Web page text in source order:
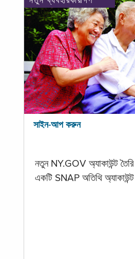
সাইন-আপ করুন
নতুন NY.GOV অ্যাকাউন্ট
একটি SNAP অতিথি